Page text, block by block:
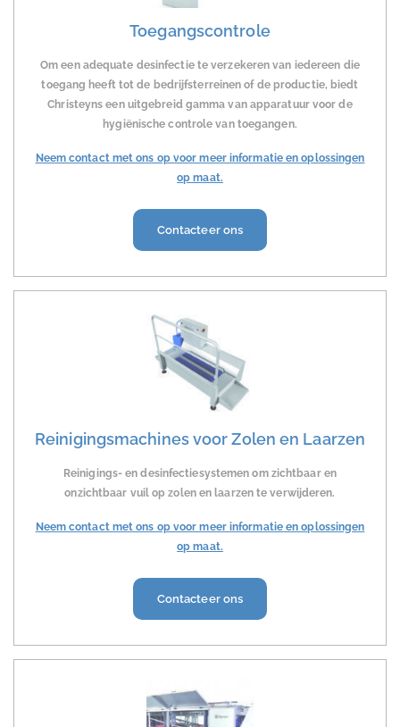
Toegangscontrole
Om een adequate desinfectie te verzekeren van iedereen die
toegang heeft tot de bedrijfsterreinen of de productie, biedt
Christeyns een uitgebreid gamma van apparatuur voor de
hygiënische controle van toegangen.
Neem contact met ons op voor meer informatie en oplossingen
op maat.
Contacteer ons
Reinigingsmachines voor Zolen en Laarzen
Reinigings- en desinfectiesystemen om zichtbaar en
onzichtbaar vuil op zolen en laarzen te verwijderen.
Neem contact met ons op voor meer informatie en oplossingen
op maat.
Contacteer ons